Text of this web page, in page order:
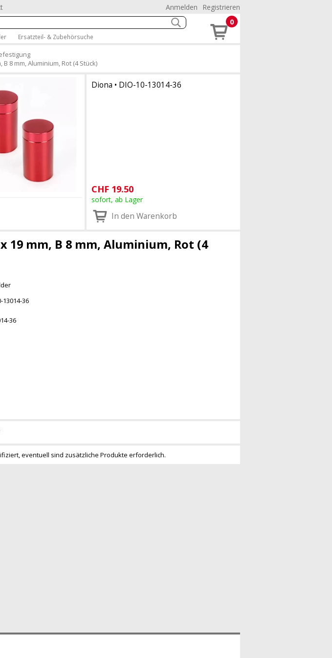
Anmelden Registrieren
Ersatzteil- & Zubehörsuche
0
8 mm, Aluminium, Rot (4 Stück)
Diona • DIO-10-13014-36
CHF 19.50
sofort, ab Lager
In den Warenkorb
19 mm, B 8 mm, Aluminium, Rot (4
13014-36
36
eventuell sind zusätzliche Produkte erforderlich.